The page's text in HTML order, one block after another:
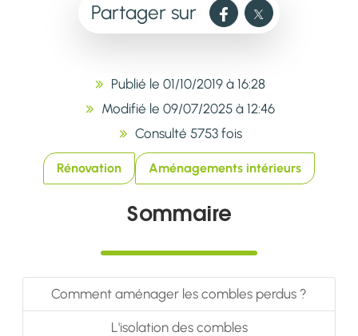
Partager sur
Publié le 01/10/2019 à 16:28
Modifié le 09/07/2025 à 12:46
Consulté 5753 fois
Rénovation Aménagements intérieurs
Sommaire
Comment aménager les combles perdus ?
L'isolation des combles